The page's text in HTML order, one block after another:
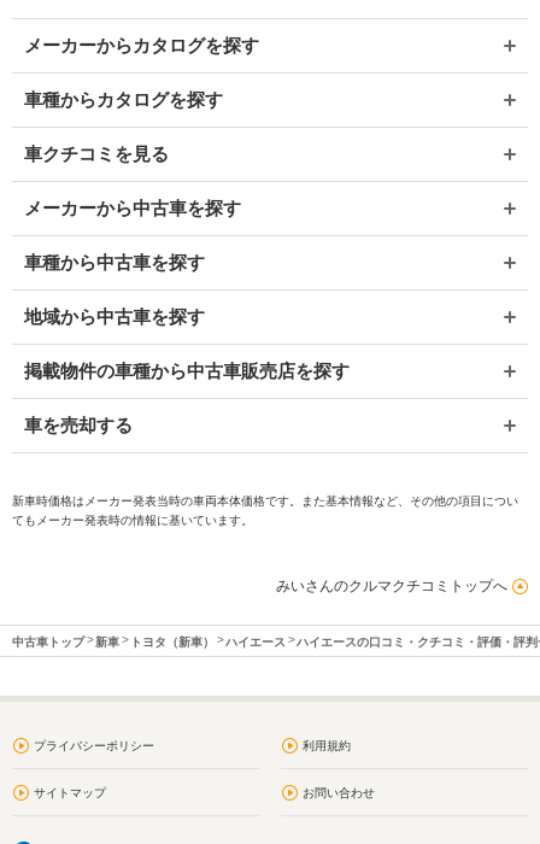
メーカーからカタログを探す
車種からカタログを探す
車クチコミを見る
メーカーから中古車を探す
車種から中古車を探す
地域から中古車を探す
掲載物件の車種から中古車販売店を探す
車を売却する
新車時価格はメーカー発表当時の車両本体価格です。また基本情報など、その他の項目につい
てもメーカー発表時の情報に基いています。
みいさんのクルマクチコミトップへ
中古車トップ 新車 トヨタ（新車） ハイエース ハイエースの口コミ・クチコミ・評価・評判
プライバシーポリシー 利用規約
サイトマップ お問い合わせ